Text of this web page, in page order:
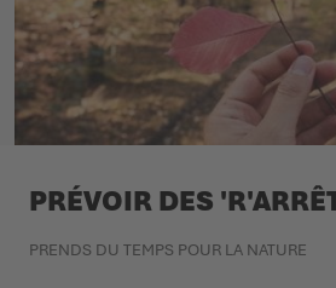
PRÉVOIR DES
PRENDS DU TEMPS POUR LA NATURE